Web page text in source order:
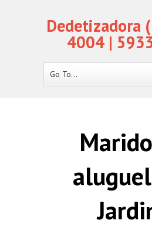
Dedetizadora
4004 |
Go To...